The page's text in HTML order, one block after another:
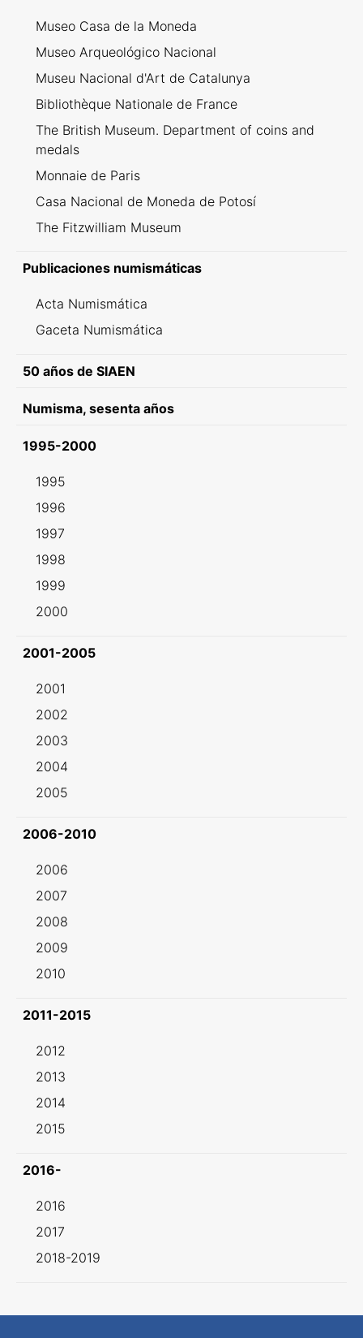
Museo Casa de la Moneda
Museo Arqueológico Nacional
Museu Nacional d'Art de Catalunya
Bibliothèque Nationale de France
The British Museum. Department of coins and
medals
Monnaie de Paris
Casa Nacional de Moneda de Potosí
The Fitzwilliam Museum
Publicaciones numismáticas
Acta Numismática
Gaceta Numismática
50 años de SIAEN
Numisma, sesenta años
1995-2000
1995
1996
1997
1998
1999
2000
2001-2005
2001
2002
2003
2004
2005
2006-2010
2006
2007
2008
2009
2010
2011-2015
2012
2013
2014
2015
2016-
2016
2017
2018-2019